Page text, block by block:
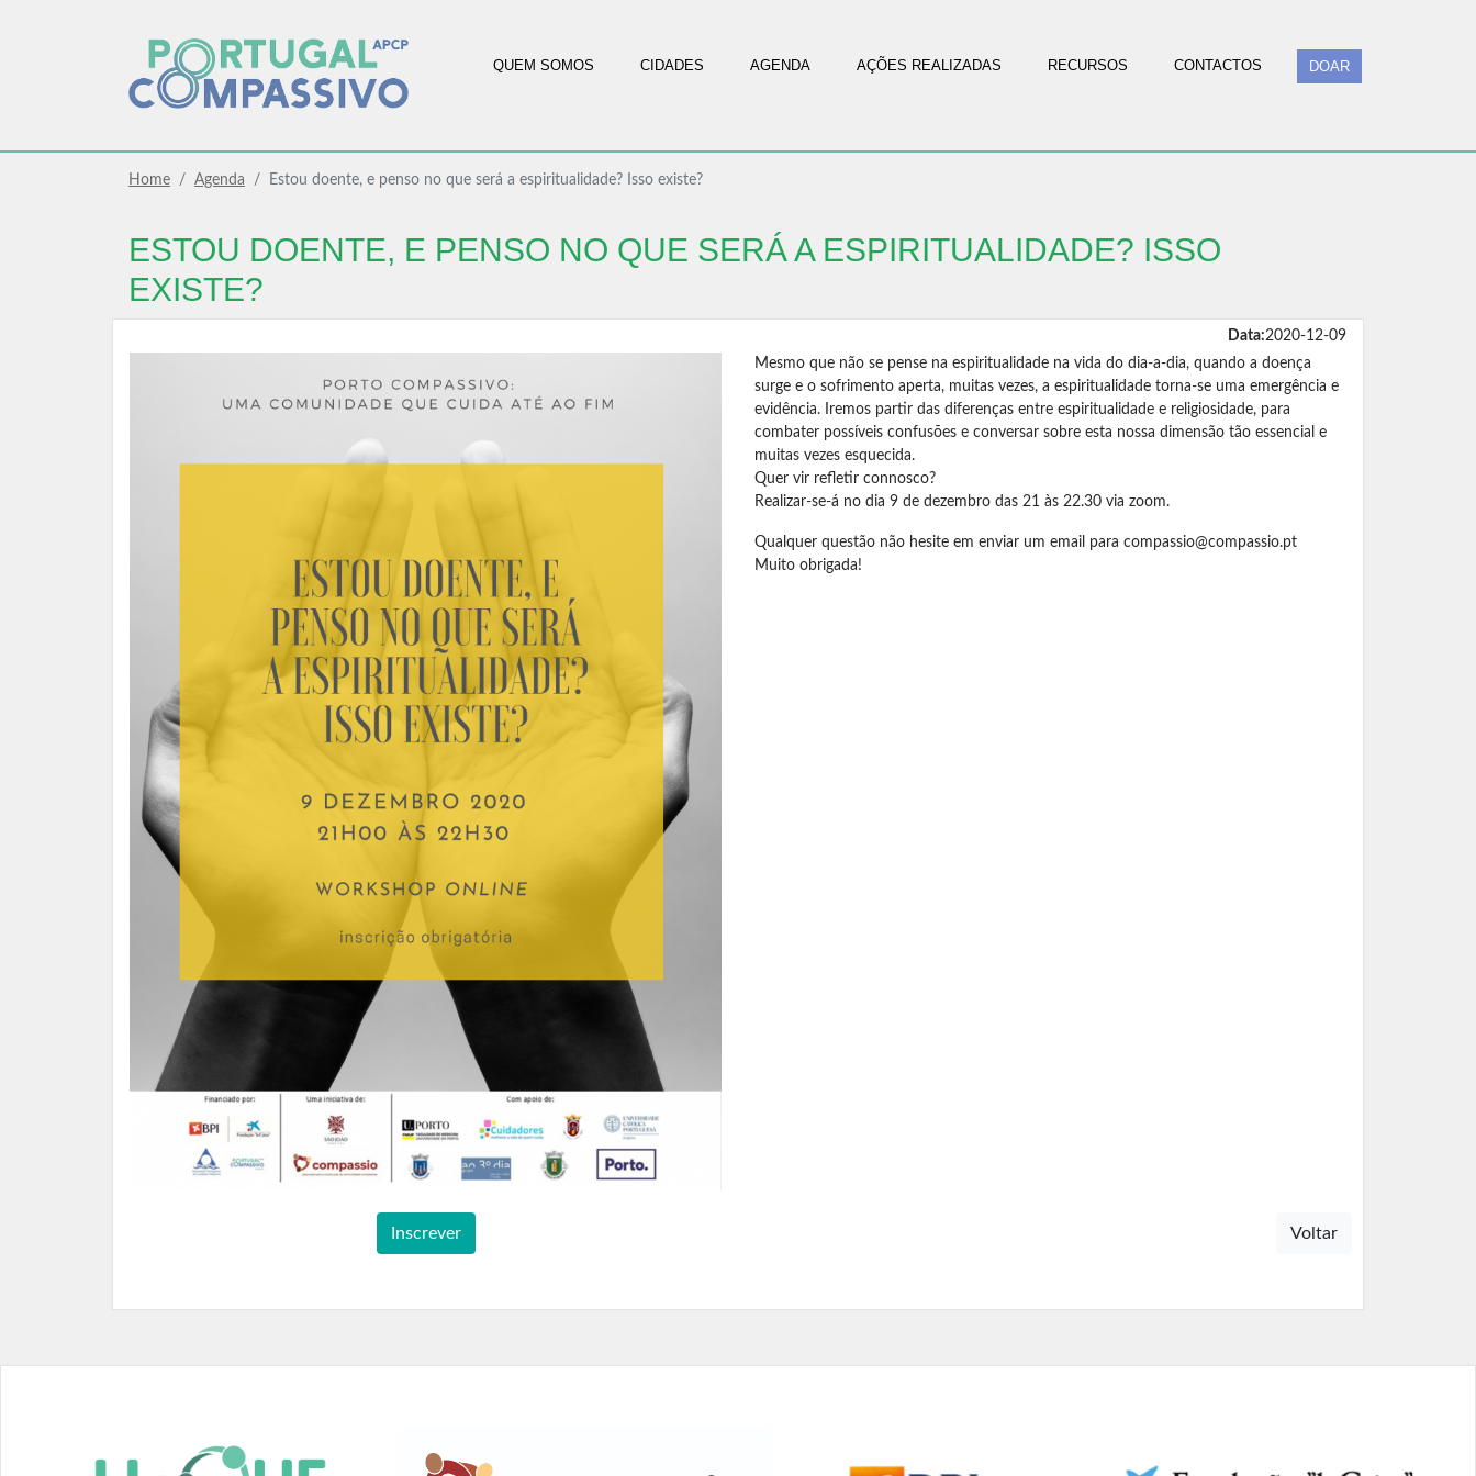
QUEM SOMOS CIDADES AGENDA AÇÕES REALIZADAS RECURSOS CONTACTOS DOAR
Home Agenda Estou doente, e penso no que será a espiritualidade? Isso existe?
ESTOU DOENTE, E PENSO NO QUE SERÁ A ESPIRITUALIDADE? ISSO
EXISTE?
Inscrever
Data:2020-12-09
Mesmo que não se pense na espiritualidade na vida do dia-a-dia, quando a doença
surge e o sofrimento aperta, muitas vezes, a espiritualidade torna-se uma emergência e
evidência. Iremos partir das diferenças entre espiritualidade e religiosidade, para
combater possíveis confusões e conversar sobre esta nossa dimensão tão essencial e
muitas vezes esquecida.
Quer vir refletir connosco?
Realizar-se-á no dia 9 de dezembro das 21 às 22.30 via zoom.
Qualquer questão não hesite em enviar um email para compassio@compassio.pt
Muito obrigada!
Voltar